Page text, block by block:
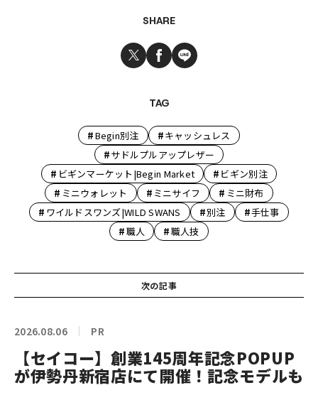
SHARE
TAG
#Begin別注 #キャッシュレス
#サドルプルアップレザー
# ビギンマーケット|Begin Market # ビギン別注
# ミニウォレット # ミニサイフ # ミニ財布
# ワイルドスワンズ|WILD SWANS #別注 #手仕事
#職人 #職人技
次の記事
2026.08.06 PR
【セイコー】創業145周年記念POPUP
が伊勢丹新宿店にて開催！記念モデルも